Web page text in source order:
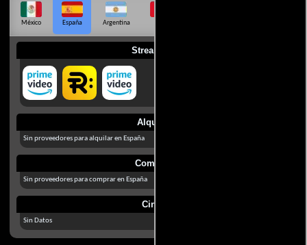
México España Argentina
Streaming
Alquilar
Sin proveedores para alquilar en España
Comprar
Sin proveedores para comprar en España
Cines
Sin Datos